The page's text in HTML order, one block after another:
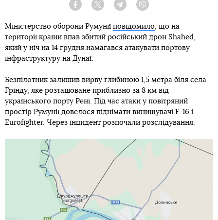
Facebook Twitter Telegram
Міністерство оборони Румунії повідомило , що на
території країни впав збитий російський дрон Shahed,
який у ніч на 14 грудня намагався атакувати портову
інфраструктуру на Дунаї.
Безпілотник залишив вирву глибиною 1,5 метра біля села
Грінду, яке розташоване приблизно за 8 км від
українського порту Рені. Під час атаки у повітряний
простір Румунії довелося піднімати винищувачі F-16 і
Eurofighter. Через інцидент розпочали розслідування.